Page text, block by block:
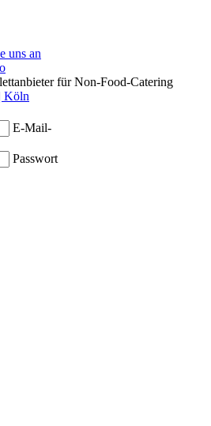
uns an
für Non-Food-Catering
Köln
E-Mail-
Passwort